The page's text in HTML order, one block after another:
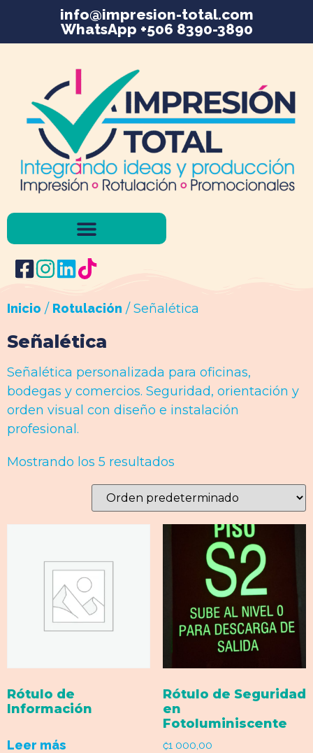
info@impresion-total.com
WhatsApp +506 8390-3890
Inicio / Rotulación / Señalética
Señalética
Señalética personalizada para oficinas,
bodegas y comercios. Seguridad, orientación y
orden visual con diseño e instalación
profesional.
Mostrando los 5 resultados
Rótulo de
Información
Leer más
Rótulo de Seguridad
en
Fotoluminiscente
₡1 000,00